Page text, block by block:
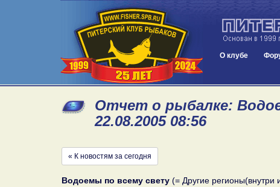
О клубе
Отчет о рыбалке:
22.08.2005 08:56
« К новостям за сегодня
Водоемы по всему свету (= Другие регионы(внутри